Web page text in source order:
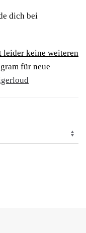
dich bei
leider keine weiteren
für neue